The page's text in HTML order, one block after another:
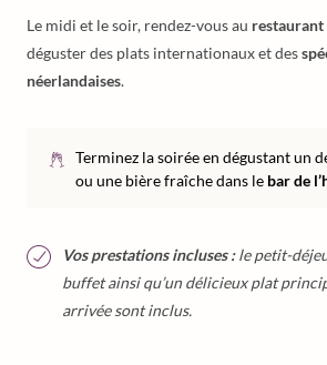
Le midi et le soir, rendez-vous au restaurant
déguster des plats internationaux et des
néerlandaises.
Terminez la soirée en dégustant un
ou une bière fraîche dans le bar de
Vos prestations incluses :le petit-
buffet ainsi qu’un délicieux plat
arrivée sont inclus.